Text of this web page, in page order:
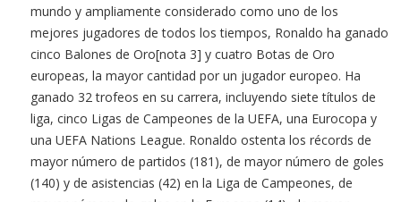
mundo y ampliamente considerado como uno de los
mejores jugadores de todos los tiempos, Ronaldo ha ganado
cinco Balones de Oro[nota 3] y cuatro Botas de Oro
europeas, la mayor cantidad por un jugador europeo. Ha
ganado 32 trofeos en su carrera, incluyendo siete títulos de
liga, cinco Ligas de Campeones de la UEFA, una Eurocopa y
una UEFA Nations League. Ronaldo ostenta los récords de
mayor número de partidos (181), de mayor número de goles
(140) y de asistencias (42) en la Liga de Campeones, de